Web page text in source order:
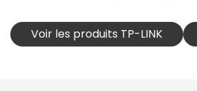
Voir les produits TP-LINK